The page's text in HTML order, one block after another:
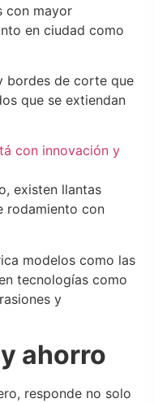
con mayor
en ciudad como
bordes de corte que
que se extiendan
con innovación y
existen llantas
rodamiento con
modelos como las
tecnologías como
y
ahorro
responde no solo